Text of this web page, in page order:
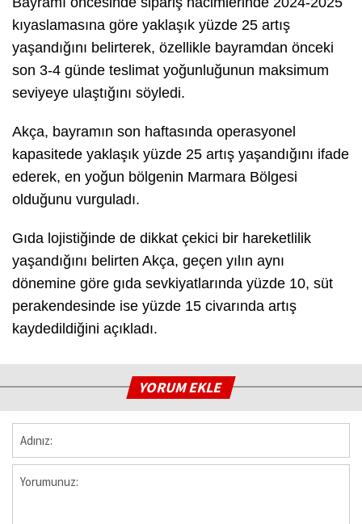
kıyaslamasına göre yaklaşık yüzde 25 artış
yaşandığını belirterek, özellikle bayramdan önceki
son 3-4 günde teslimat yoğunluğunun maksimum
seviyeye ulaştığını söyledi.
Akça, bayramın son haftasında operasyonel
kapasitede yaklaşık yüzde 25 artış yaşandığını ifade
ederek, en yoğun bölgenin Marmara Bölgesi
olduğunu vurguladı.
Gıda lojistiğinde de dikkat çekici bir hareketlilik
yaşandığını belirten Akça, geçen yılın aynı
dönemine göre gıda sevkiyatlarında yüzde 10, süt
perakendesinde ise yüzde 15 civarında artış
kaydedildiğini açıkladı.
YORUM EKLE